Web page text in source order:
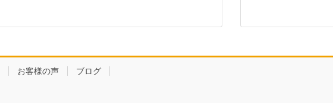
お客様の声 ブログ